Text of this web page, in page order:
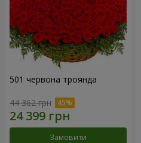
501 червона троянда
44 362 грн
Замовити